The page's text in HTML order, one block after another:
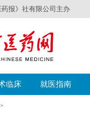
报》社有限公司主办
临床 就医指南